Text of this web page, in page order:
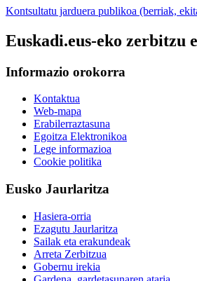
Kontsultatu jarduera publikoa (berriak,
Euskadi.eus-eko zerbitzu
Informazio orokorra
Kontaktua
Web-mapa
Erabilerraztasuna
Egoitza Elektronikoa
Lege informazioa
Cookie politika
Eusko Jaurlaritza
Hasiera-orria
Ezagutu Jaurlaritza
Sailak eta erakundeak
Arreta Zerbitzua
Gobernu irekia